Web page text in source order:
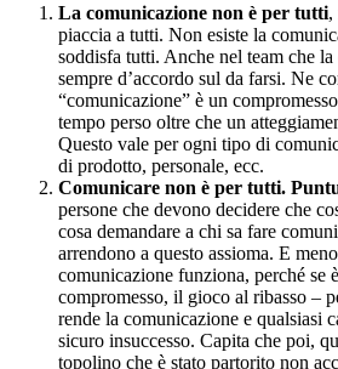
La comunicazione non è per tutti,
piaccia a tutti. Non esiste la
soddisfa tutti. Anche nel team che
sempre d’accordo sul da farsi. Ne
“comunicazione” è un
tempo perso oltre che un
Questo vale per ogni tipo di
di prodotto, personale, ecc.
Comunicare non è per tutti.
persone che devono decidere che
cosa demandare a chi sa fare
arrendono a questo assioma. E
comunicazione funziona, perché se
compromesso, il gioco al ribasso –
rende la comunicazione e qualsiasi
sicuro insuccesso. Capita che poi,
topolino che è stato partorito non